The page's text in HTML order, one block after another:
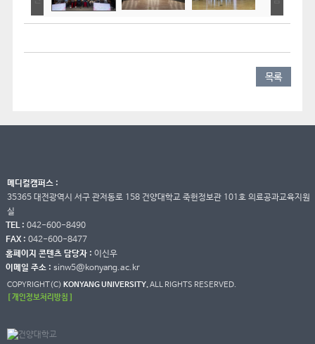
목록
메디컬캠퍼스 :
35365 대전광역시 서구 관저동로 158 건양대학교 죽헌정보관 101호 의료공과교육지원
실
TEL : 042-600-8490
FAX : 042-600-8477
홈페이지 콘텐츠 담당자 : 이신우
이메일 주소 : sinw5@konyang.ac.kr
COPYRIGHT(C) KONYANG UNIVERSITY.ALL RIGHTS RESERVED.
[ 개인정보처리방침 ]